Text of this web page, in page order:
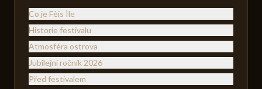
Co je Fèis Ìle
Historie festivalu
Atmosféra ostrova
Jubilejní ročník 2026
Před festivalem